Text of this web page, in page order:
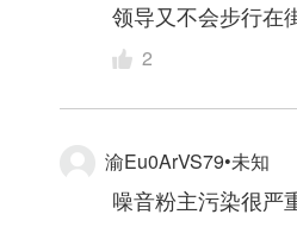
领导又不会步行在
2
渝Eu0ArVS79•未知
噪音粉主污染很严